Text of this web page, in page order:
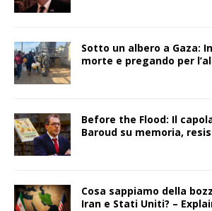
Sotto un albero a Gaza:
morte e pregando per
Before the Flood: Il
Baroud su memoria,
Cosa sappiamo della
Iran e Stati Uniti? –